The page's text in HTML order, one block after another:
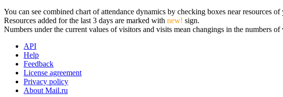
You can see combined chart of attendance dynamics by checking boxes near resources
Resources added for the last 3 days are marked with new! sign.
Numbers under the current values of visitors and visits mean changings in the numbers
API
Help
Feedback
License agreement
Privacy policy
About Mail.ru